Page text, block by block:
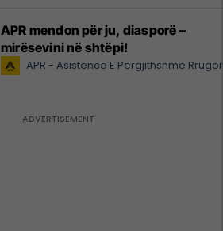
APR mendon për ju, diasporë –
mirësevini në shtëpi!
APR - Asistencë E Përgjithshme